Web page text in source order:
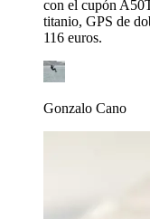
con el cupón
titanio, GPS de
116 euros.
Gonzalo Cano